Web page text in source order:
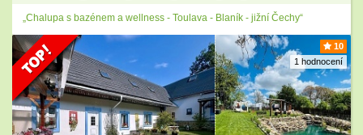
„Chalupa s bazénem a wellness - Toulava - Blaník - jižní Čechy“
10
1 hodnocení